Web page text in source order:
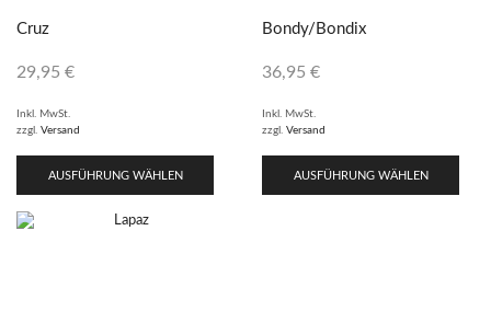
Cruz
29,95 €
Inkl. MwSt.
zzgl. Versand
AUSFÜHRUNG WÄHLEN
Bondy/Bondix
36,95 €
Inkl. MwSt.
zzgl. Versand
AUSFÜHRUNG WÄHLEN